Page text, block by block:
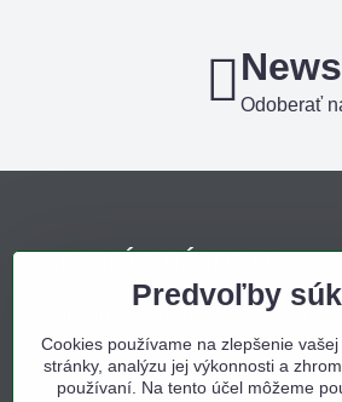
Odoberať
KDE NÁS NÁJDETE
Sídlo firmy, korešpondenčná adresa,
osobný odber:
Obchodný dom Bojná
Predvoľby
Cookies používame na zlepšenie
stránky, analýzu jej výkonnosti a
používaní. Na tento účel môžeme